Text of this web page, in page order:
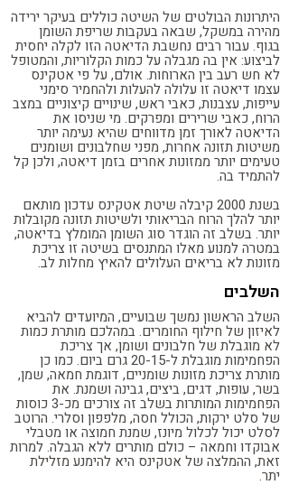
היתרונות הבולטים של השיטה כוללים בעיקר ירידה
מהירה במשקל, שבאה בעקבות שריפת השומן
בגוף. עבור רבים נחשבת הדיאטה הזו לקלה יחסית
לביצוע: אין בה מגבלה על כמות הקלוריות, והמטופל
לא חש רעב בין הארוחות. אולם, על פי אטקינס
עצמו דיאטה זו עלולה להעלות ולהחמיר סימני
עייפות, עצבנות, כאבי ראש, שינויים קיצוניים במצב
הרוח, כאבי שרירים ומפרקים. מי שניסו את
הדיאטה לאורך זמן מדווחים שהיא נעימה יותר
משיטות תזונה אחרות, מפני שחלבונים ושומנים
טעימים יותר ממזונות אחרים בזמן דיאטה, ולכן קל
להתמיד בה.
בשנת 2000 קיבלה שיטת אטקינס עדכון מותאם
יותר להלך הרוח הבריאותי ולשיטות תזונה מקובלות
יותר. בשלב זה הוגדר סוג השומן המומלץ בדיאטה,
במטרה למנוע מאלו המתנסים בשיטה זו צריכת
מזונות לא בריאים העלולים להאיץ מחלות לב.
השלבים
השלב הראשון נמשך שבועיים, המיועדים להביא
לאיזון של חילוף החומרים. במהלכם מותרת כמות
לא מוגבלת של חלבונים ושומן, אך צריכת
הפחמימות מוגבלת ל-20-15 גרם ביום. כמו כן
מותרת צריכת מזונות שומניים, דוגמת חמאה, שמן,
בשר, עופות, דגים, ביצים, גבינה ושמנת. את
הפחמימות המותרות בשלב זה צורכים מכ-3 כוסות
של סלט ירקות, הכולל חסה, מלפפון וסלרי. הרוטב
לסלט יכול לכלול מיונז, שמנת חמוצה או מטבלי
אבוקדו וחמאה – כולם מותרים ללא הגבלה. למרות
זאת, ההמלצה של אטקינס היא להימנע מזלילת
יתר.